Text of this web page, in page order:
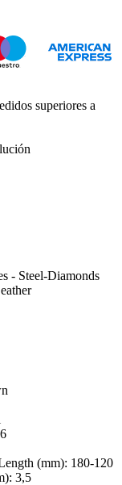
superiores a
- Steel-Diamonds
(mm): 180-120
3,5